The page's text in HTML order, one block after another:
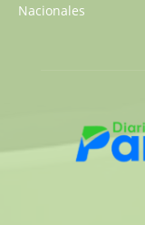
Nacionales